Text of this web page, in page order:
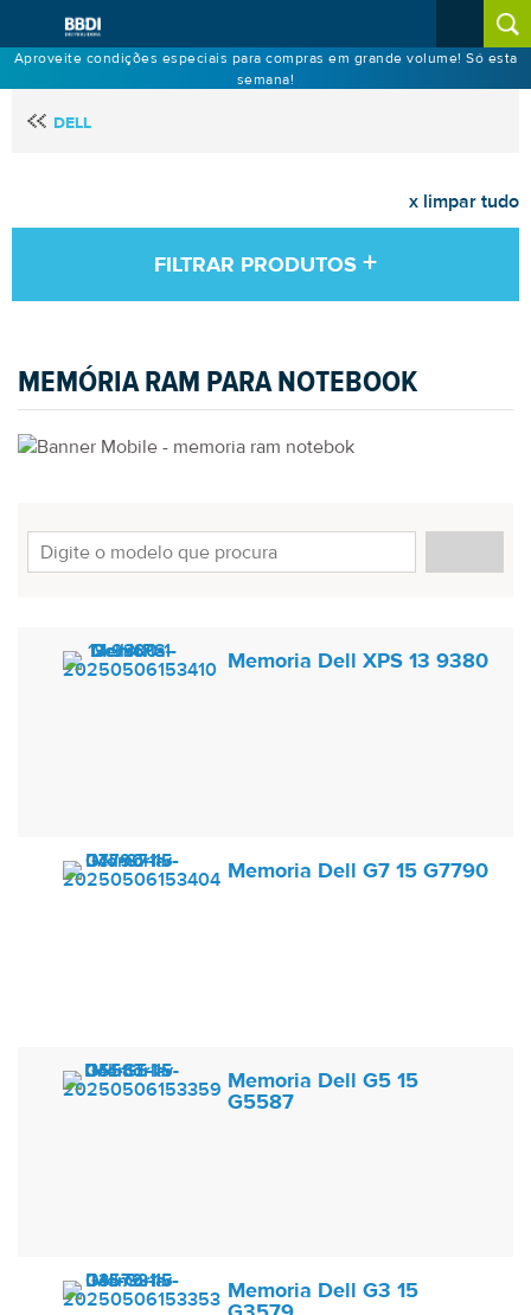
Aproveite condições especiais para compras em grande volume! Só esta
semana!
DELL
x limpar tudo
FILTRAR PRODUTOS +
MEMÓRIA RAM PARA NOTEBOOK
Memoria Dell XPS 13 9380
Memoria Dell G7 15 G7790
Memoria Dell G5 15
G5587
Memoria Dell G3 15